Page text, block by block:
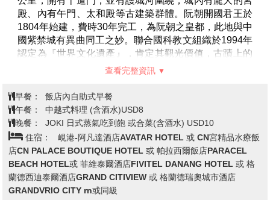
早餐後，前往會安碼頭搭乘船隻前往對岸【迦南島】，
迦南島位於會安對岸，於會安碼頭搭乘船隻約30分鐘之
船程，會安秋盆河一條發源於寮國與越南邊境地帶橫穿
越南的河流，河邊水鄉景色美不勝收。秋盆河會安這側
原始的自然生態風光，岸上密布著水椰林、檳榔樹，島
竹桶船，穿越原始自然生態風光及體驗樂釣螃蟹。
前往中國文化色彩濃厚的古埠
峴港東南方約30公里之秋邦河，於南中國海的出海口三
角洲處，為一海岸都市。在占婆王朝時期即為連結中
國、印度、阿拉伯的貿易重鎮，十分繁榮。之後，16 ~
17世紀成為阮朝的貿易中心，城內居住許多日本人，據
說最多曾達上千人，隨著日本江戶幕府鎖國政策的施
行，日本人越來越少，反而是中國人增多了。較古老的
查看完整資訊
早餐： 飯店內自助式早餐
午餐：
花蟹火鍋海鮮餐 (含酒水) US$15 或迦南島海鮮火鍋+螃蟹
/每人一隻(含酒水) USD15
晚餐：
會安古鎮風味 (含酒水) 或三寶特色餐US$10
住宿： 會安-迷迭香精品酒店ROSEMARY BOUTIQUE